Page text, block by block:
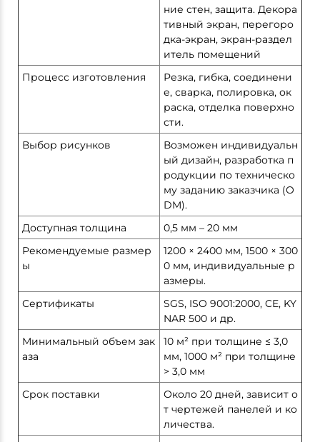
ние стен, защита. Декора
тивный экран, перегоро
дка-экран, экран-раздел
итель помещений
Процесс изготовления
Резка, гибка, соединени
е, сварка, полировка, ок
раска, отделка поверхно
сти.
Выбор рисунков
Возможен индивидуальн
ый дизайн, разработка п
родукции по техническо
му заданию заказчика (O
DM).
Доступная толщина
0,5 мм – 20 мм
Рекомендуемые размер
ы
1200 × 2400 мм, 1500 × 300
0 мм, индивидуальные р
азмеры.
Сертификаты
SGS, ISO 9001:2000, CE, KY
NAR 500 и др.
Минимальный объем зак
аза
10 м² при толщине ≤ 3,0
мм, 1000 м² при толщине
> 3,0 мм
Срок поставки
Около 20 дней, зависит о
т чертежей панелей и ко
личества.